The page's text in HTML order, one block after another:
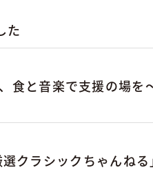
た
食と音楽で支援の場を
クラシックちゃんね